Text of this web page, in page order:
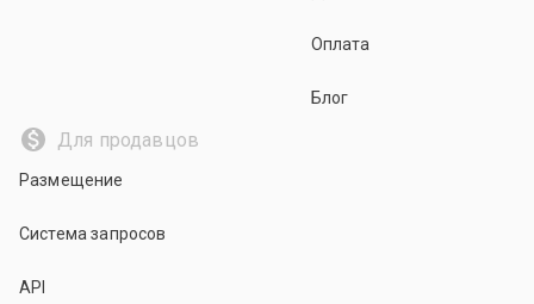
Оплата
Блог
Для продавцов
Размещение
Система запросов
API